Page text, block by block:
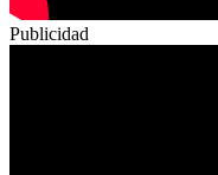
Publicidad